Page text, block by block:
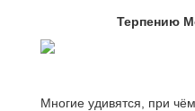
Терпению
Многие удивятся, при